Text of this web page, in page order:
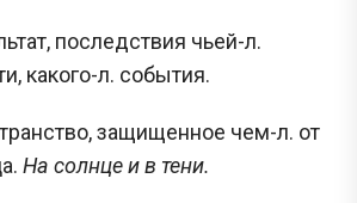
последствия чьей-л.
какого-л. события.
защищенное чем-л. от
На солнце и в тени.